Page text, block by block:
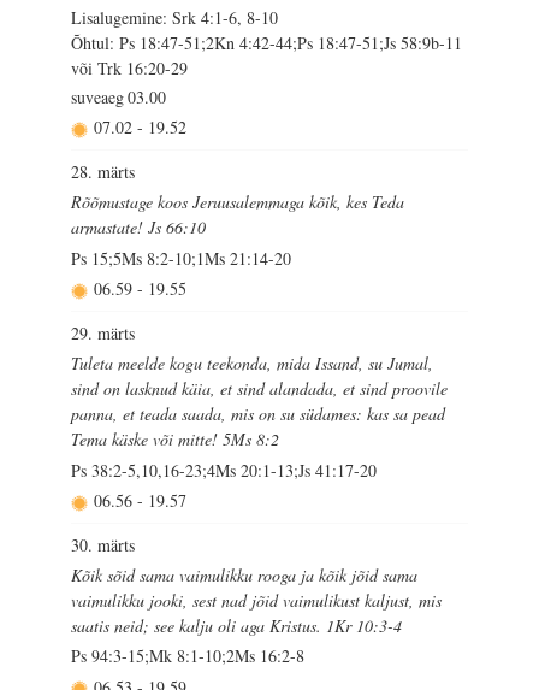
Lisalugemine: Srk 4:1-6, 8-10
Õhtul: Ps 18:47-51;2Kn 4:42-44;Ps 18:47-51;Js 58:9b-11
või Trk 16:20-29
suveaeg03.00
07.02 - 19.52
28. märts
Rõõmustage koos Jeruusalemmaga kõik, kes Teda
armastate! Js 66:10
Ps 15;5Ms 8:2-10;1Ms 21:14-20
06.59 - 19.55
29. märts
Tuleta meelde kogu teekonda, mida Issand, su Jumal,
sind on lasknud käia, et sind alandada, et sind proovile
panna, et teada saada, mis on su südames: kas sa pead
Tema käske või mitte! 5Ms 8:2
Ps 38:2-5,10,16-23;4Ms 20:1-13;Js 41:17-20
06.56 - 19.57
30. märts
Kõik sõid sama vaimulikku rooga ja kõik jõid sama
vaimulikku jooki, sest nad jõid vaimulikust kaljust, mis
saatis neid; see kalju oli aga Kristus. 1Kr 10:3-4
Ps 94:3-15;Mk 8:1-10;2Ms 16:2-8